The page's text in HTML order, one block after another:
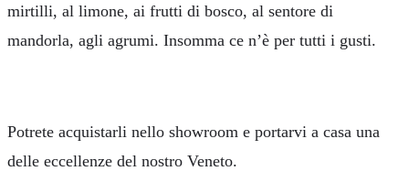
mirtilli, al limone, ai frutti di bosco, al sentore di
mandorla, agli agrumi. Insomma ce n’è per tutti i gusti.
Potrete acquistarli nello showroom e portarvi a casa una
delle eccellenze del nostro Veneto.